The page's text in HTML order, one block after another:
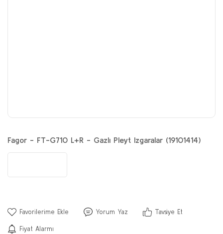
Fagor - FT-G710 L+R - Gazlı Pleyt Izgaralar (19101414)
Yorum Yaz Tavsiye Et
Fiyat Alarmı